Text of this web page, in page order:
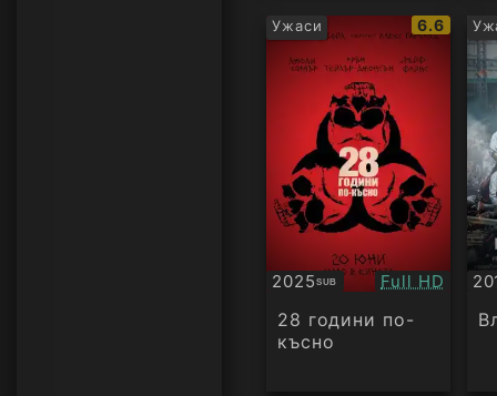
Ужаси
IMDb
рейтинг:
6.6
2025SUB
Субтитри Качество:
Full HD
28 години по-
късно